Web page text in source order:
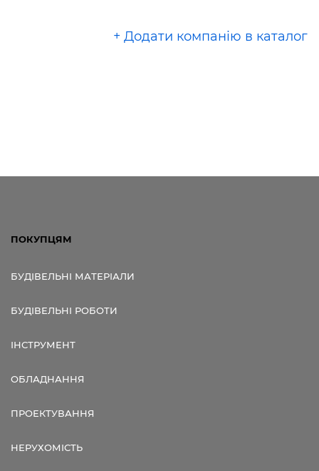
+ Додати компанію в каталог
ПОКУПЦЯМ
БУДІВЕЛЬНІ МАТЕРІАЛИ
БУДІВЕЛЬНІ РОБОТИ
ІНСТРУМЕНТ
ОБЛАДНАННЯ
ПРОЕКТУВАННЯ
НЕРУХОМІСТЬ